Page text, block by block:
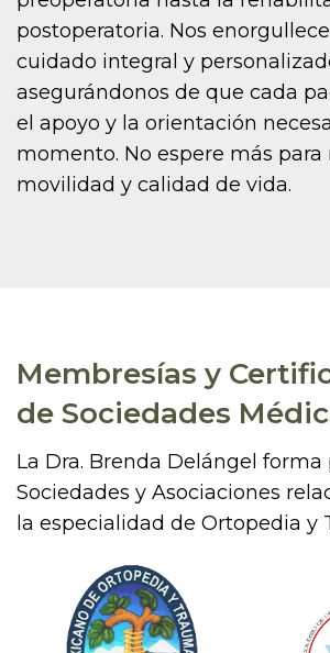
postoperatoria. Nos
cuidado integral y
asegurándonos de que cada
el apoyo y la orientación
momento. No espere más para
movilidad y calidad de vida.
Membresías y
de Sociedades
La Dra. Brenda Delángel forma
Sociedades y Asociaciones
la especialidad de Ortopedia y